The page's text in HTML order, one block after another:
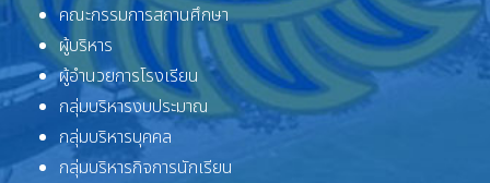
คณะกรรมการสถานศึกษา
ผู้บริหาร
ผู้อำนวยการโรงเรียน
กลุ่มบริหารงบประมาณ
กลุ่มบริหารบุคคล
กลุ่มบริหารกิจการนักเรียน